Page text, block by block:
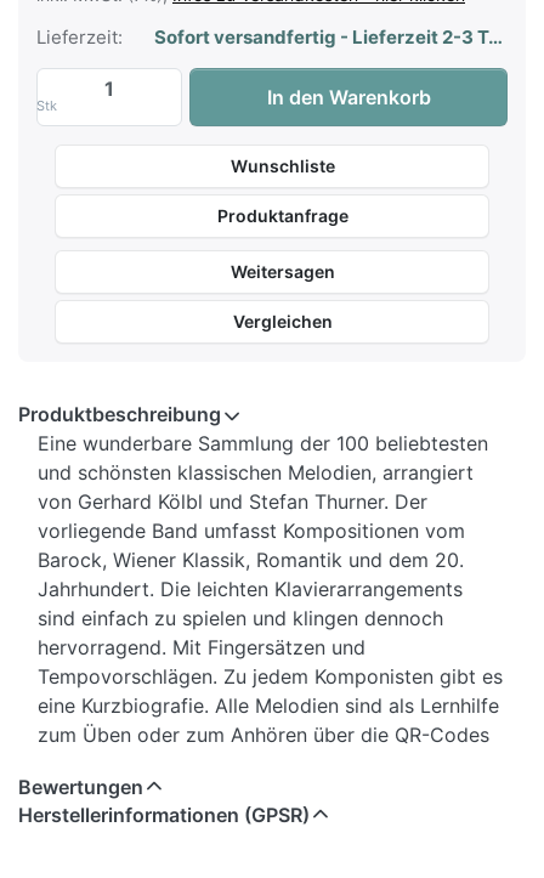
Lieferzeit: Sofort versandfertig - Lieferzeit 2-3 Tage
Stk
Piano-Piano Classic - für Klavier
In den Warenkorb
Wunschliste
Produktanfrage
Weitersagen
Vergleichen
Produktbeschreibung
Eine wunderbare Sammlung der 100 beliebtesten
und schönsten klassischen Melodien, arrangiert
von Gerhard Kölbl und Stefan Thurner. Der
vorliegende Band umfasst Kompositionen vom
Barock, Wiener Klassik, Romantik und dem 20.
Jahrhundert. Die leichten Klavierarrangements
sind einfach zu spielen und klingen dennoch
hervorragend. Mit Fingersätzen und
Tempovorschlägen. Zu jedem Komponisten gibt es
eine Kurzbiografie. Alle Melodien sind als Lernhilfe
zum Üben oder zum Anhören über die QR-Codes
eingespielt wurden. Damit das Buch offen liegen
bleibt und sehr leicht umgeblättert werden kann,
Bewertungen
Herstellerinformationen (GPSR)